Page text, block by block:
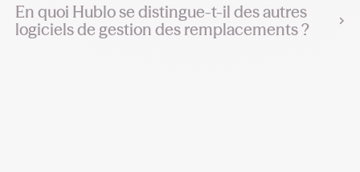
En quoi Hublo se distingue-t-il des autres
logiciels de gestion des remplacements ?